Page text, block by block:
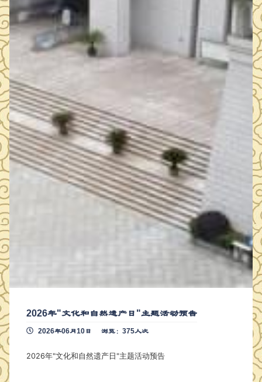
2026年"文化和自然遗产日"主题活动预告
2026年06月10日 浏览：375人次
2026年"文化和自然遗产日"主题活动预告